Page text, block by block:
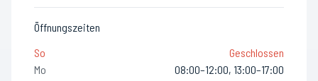
Öffnungszeiten
So
Geschlossen
Mo
08:00–12:00, 13:00–17:00